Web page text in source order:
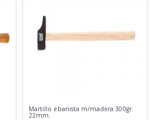
Martillo ebanista m/madera 300gr.
22mm.